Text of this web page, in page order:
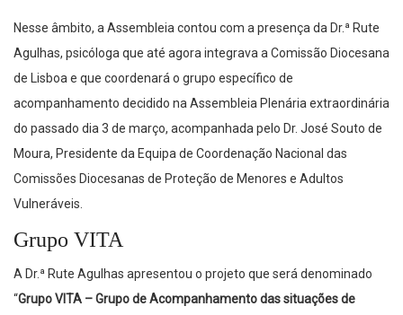
Nesse âmbito, a Assembleia contou com a presença da Dr.ª Rute
Agulhas, psicóloga que até agora integrava a Comissão Diocesana
de Lisboa e que coordenará o grupo específico de
acompanhamento decidido na Assembleia Plenária extraordinária
do passado dia 3 de março, acompanhada pelo Dr. José Souto de
Moura, Presidente da Equipa de Coordenação Nacional das
Comissões Diocesanas de Proteção de Menores e Adultos
Vulneráveis.
Grupo VITA
A Dr.ª Rute Agulhas apresentou o projeto que será denominado
“Grupo VITA – Grupo de Acompanhamento das situações de